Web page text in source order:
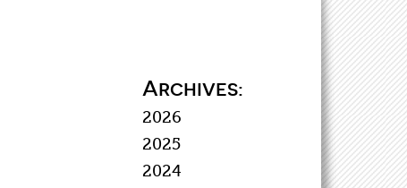
Archives:
2026
2025
2024